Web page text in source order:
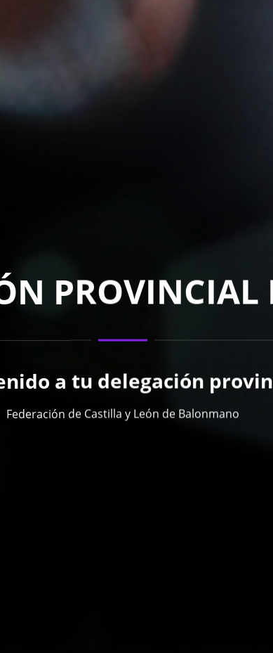
PROVINCIAL
a tu delegación
Federación de Castilla y León de Balonmano